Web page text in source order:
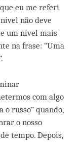
eu me referi
não deve
um nível mais
na frase: “Uma
com algo
o russo” quando,
o nosso
tempo. Depois,